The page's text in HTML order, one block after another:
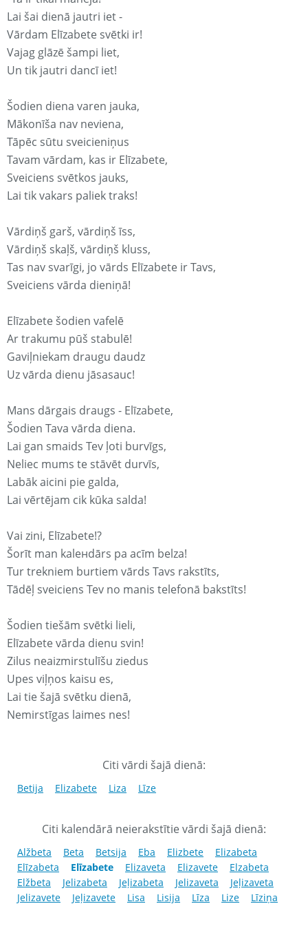
Lai šai dienā jautri iet -
Vārdam Elīzabete svētki ir!
Vajag glāzē šampi liet,
Un tik jautri dancī iet!
Šodien diena varen jauka,
Mākonīša nav neviena,
Tāpēc sūtu sveicieniņus
Tavam vārdam, kas ir Elīzabete,
Sveiciens svētkos jauks,
Lai tik vakars paliek traks!
Vārdiņš garš, vārdiņš īss,
Vārdiņš skaļš, vārdiņš kluss,
Tas nav svarīgi, jo vārds Elīzabete ir Tavs,
Sveiciens vārda dieniņā!
Elīzabete šodien vafelē
Ar trakumu pūš stabulē!
Gaviļniekam draugu daudz
Uz vārda dienu jāsasauc!
Mans dārgais draugs - Elīzabete,
Šodien Tava vārda diena.
Lai gan smaids Tev ļoti burvīgs,
Neliec mums te stāvēt durvīs,
Labāk aicini pie galda,
Lai vērtējam cik kūka salda!
Vai zini, Elīzabete!?
Šorīt man kaleнdārs pa acīm belza!
Tur trekniem burtiem vārds Tavs rakstīts,
Tādēļ sveiciens Tev no manis telefonā bakstīts!
Šodien tiešām svētki lieli,
Elīzabete vārda dienu svin!
Zilus neaizmirstulīšu ziedus
Upes viļņos kaisu es,
Lai tie šajā svētku dienā,
Nemirstīgas laimes nes!
Citi vārdi šajā dienā:
Betija Elizabete Liza Līze
Citi kalendārā neierakstītie vārdi šajā dienā:
Alžbeta Beta Betsija Eba Elizbete
Elizabeta
Elīzabeta
Elīzabete Elizaveta Elizavete
Elzabeta
Elžbeta
Jelizabeta Jeļizabeta Jelizaveta
Jeļizaveta
Jelizavete
Jeļizavete Lisa Lisija Līza Lize Līziņa